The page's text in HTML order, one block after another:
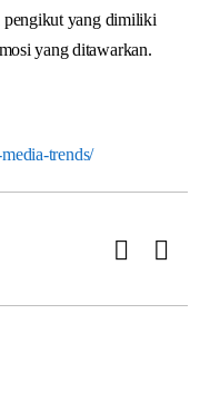
pengikut yang dimiliki
yang ditawarkan.
trends/